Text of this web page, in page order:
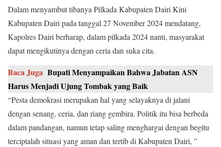
Dalam menyambut tibanya Pilkada Kabupaten Dairi Kini
Kabupaten Dairi pada tanggal 27 November 2024 mendatang,
Kapolres Dairi berharap, dalam pilkada 2024 nanti, masyarakat
dapat mengikutinya dengan ceria dan suka cita.
Baca Juga Bupati Menyampaikan Bahwa Jabatan ASN
Harus Menjadi Ujung Tombak yang Baik
“Pesta demokrasi merupakan hal yang selayaknya di jalani
dengan senang, ceria, dan riang gembira. Politik itu bisa berbeda
dalam pandangan, namun tetap saling menghargai dengan begitu
terciptalah situasi yang aman dan tertib di Kabupaten Dairi, ”